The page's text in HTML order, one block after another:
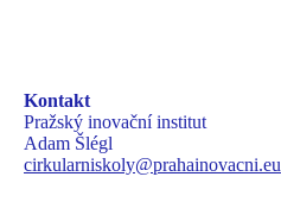
Kontakt
Pražský inovační institut
Adam Šlégl
cirkularniskoly@prahainovacni.eu